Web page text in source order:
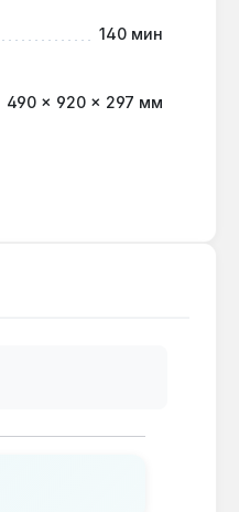
140 мин
490 × 920 × 297 мм